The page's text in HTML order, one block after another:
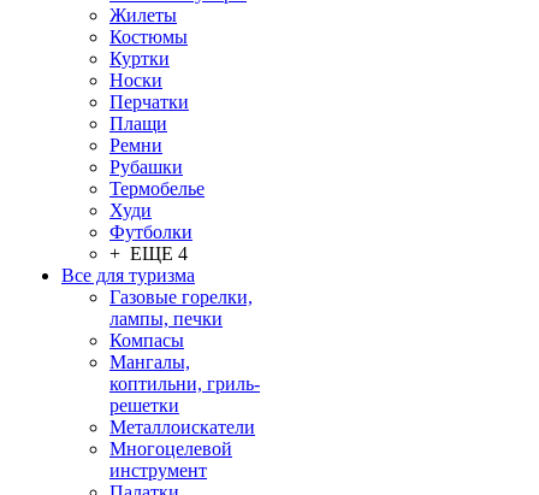
Жилеты
Костюмы
Куртки
Носки
Перчатки
Плащи
Ремни
Рубашки
Термобелье
Худи
Футболки
+ ЕЩЕ 4
Все для туризма
Газовые горелки,
лампы, печки
Компасы
Мангалы,
коптильни, гриль-
решетки
Металлоискатели
Многоцелевой
инструмент